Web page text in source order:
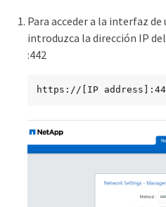
Para acceder a la interfaz
introduzca la dirección IP
:442
https://[IP